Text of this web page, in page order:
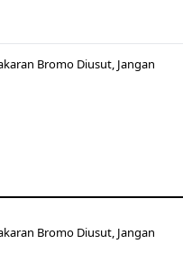
Bromo Diusut, Jangan
Bromo Diusut, Jangan